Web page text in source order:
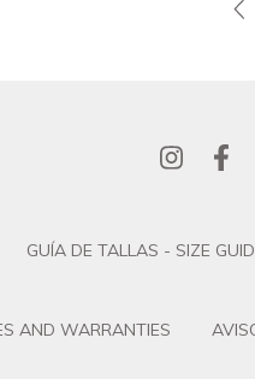
GUÍA DE TALLAS - SIZE
AND WARRANTIES